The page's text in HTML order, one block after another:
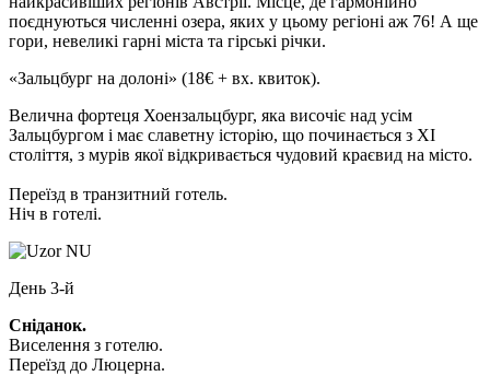
поєднуються численні озера, яких у цьому регіоні аж 76! А ще
гори, невеликі гарні міста та гірські річки.
«Зальцбург на долоні» (18€ + вх. квиток).
Велична фортеця Хоензальцбург, яка височіє над усім
Зальцбургом і має славетну історію, що починається з XI
століття, з мурів якої відкривається чудовий краєвид на місто.
Переїзд в транзитний готель.
Ніч в готелі.
День 3-й
Сніданок.
Виселення з готелю.
Переїзд до Люцерна.